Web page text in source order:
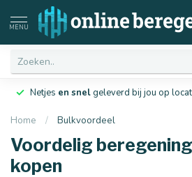
MENU
Netjes en snelgeleverd bij jou op
Home / Bulkvoordeel
Voordelig
kopen
Afmetingen
16 mm